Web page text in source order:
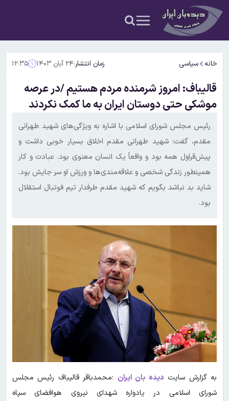
خانه سیاسی زمان انتشار:۲۴ آبان ۱۴۰۳ ۱۲:۳۵
قالیباف: امروز شرمنده مردم هستیم /در عرصه
موشکی حتی دوستان ایران به ما کمک نکردند
رئیس مجلس شورای اسلامی با اشاره به ویژگی‌های شهید طهرانی
مقدم، گفت: شهید طهرانی مقدم اخلاق بسیار خوبی داشت و
پیش‌قراول همه بود و واقعاً یک انسان معنوی بود. عبادت و کار
همینطور زندگی شخصی و علاقه‌مندی‌ها و ورزش او سر جایش بود.
شاید بد نباشد بگویم که شهید مقدم طرفدار تیم فوتبال استقلال
بود.
به گزارش سایت دیده بان ایران ؛محمدباقر قالیباف رئیس مجلس
شورای اسلامی در یادواره شهدای نیروی هوافضای سپاه